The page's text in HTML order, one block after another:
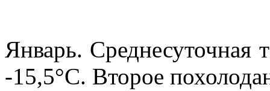
Январь. Среднесуточная
-15,5°С. Второе